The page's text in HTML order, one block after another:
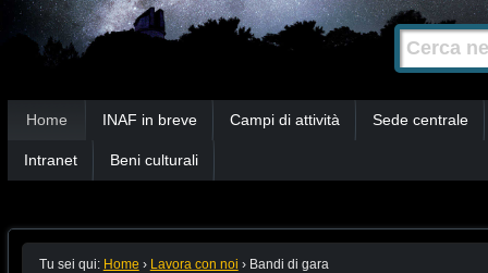
alla
navigazione
Cerca nel
Ricerca
avanzata…
Home INAF in breve Campi di attività Sede centrale
Intranet Beni culturali
Tu sei qui: Home › Lavora con noi › Bandi di gara